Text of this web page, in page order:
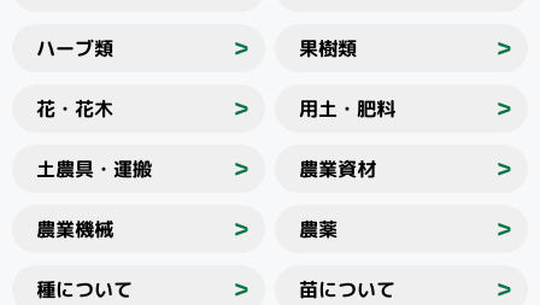
ハーブ類 ＞ 果樹類 ＞
花・花木 ＞ 用土・肥料 ＞
土農具・運搬 ＞ 農業資材 ＞
農業機械 ＞ 農薬 ＞
種について ＞ 苗について ＞